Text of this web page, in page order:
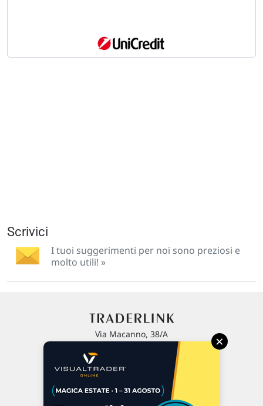
Scrivici
I tuoi suggerimenti per noi sono preziosi e
molto utili! »
Via Macanno, 38/A
P.IVA 02 452 460 401
Chi siamo
×